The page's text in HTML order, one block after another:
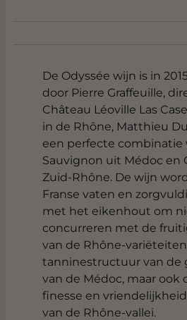
De Odyssée wijn is in
door Pierre Graffeuille,
Château Léoville Las
in de Rhône, Matthieu
een perfecte combinatie
Sauvignon uit Médoc en
Zuid-Rhône. De wijn
Franse vaten en
met het eikenhout om
concurreren met de
van de Rhône-
tanninestructuur van de
van de Médoc, maar ook
finesse en
van de Rhône-vallei.